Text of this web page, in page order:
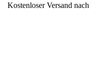
Kostenloser Versand nach